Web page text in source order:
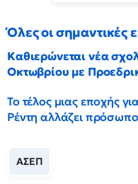
Όλες οι σημαντικές
Καθιερώνεται νέα
Οκτωβρίου με
Το τέλος μιας εποχής
Ρέντη αλλάζει πρόσωπο
ΑΣΕΠ